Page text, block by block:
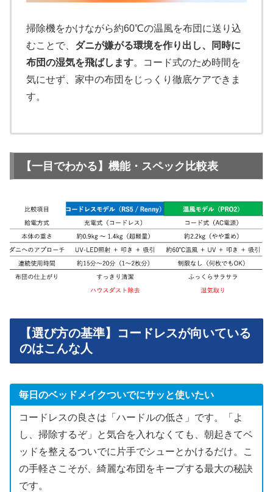
掃除機をかけながら約60℃の温風を布団に送り込
むことで、 ダニが嫌がる環境を作り出し、同時に
布団の湿気を飛ばします。コード式のため時間を
気にせず、家中の布団をじっくり徹底ケアできま
す。
【一目でわかる】機能・スペック比較表
【選び方の基準】コードレスが向いている
のはこんな人
毎日のベッドメイクついでにサッと使いたい
コードレスの良さは「ハードルの低さ」です。「よ
し、掃除するぞ」と気合を入れなくても、朝起きてベ
ッドを整えるついでに片手でシューとかけるだけ。こ
の手軽さこそが、綺麗な布団をキープする最大の秘訣
です。